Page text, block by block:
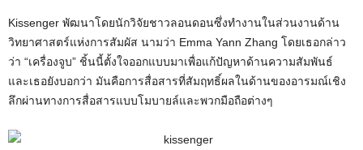
Kissenger พัฒนาโดยนักวิจัยชาวลอนดอนซึ่งทำงานในส่วนงานด้าน
วิทยาศาสตร์แห่งการสัมผัส นามว่า Emma Yann Zhang โดยเธอกล่าว
ว่า “เครื่องจูบ” ชิ้นนี้ตั้งใจออกแบบมาเพื่อแก้ปัญหาด้านความสัมพันธ์
และเธอยังบอกว่า มันคือการสื่อสารที่สัมฤทธิ์ผลในด้านของอารมณ์เชิง
ลึกผ่านทางการสื่อสารแบบโมบายล์และพวกมือถือต่างๆ